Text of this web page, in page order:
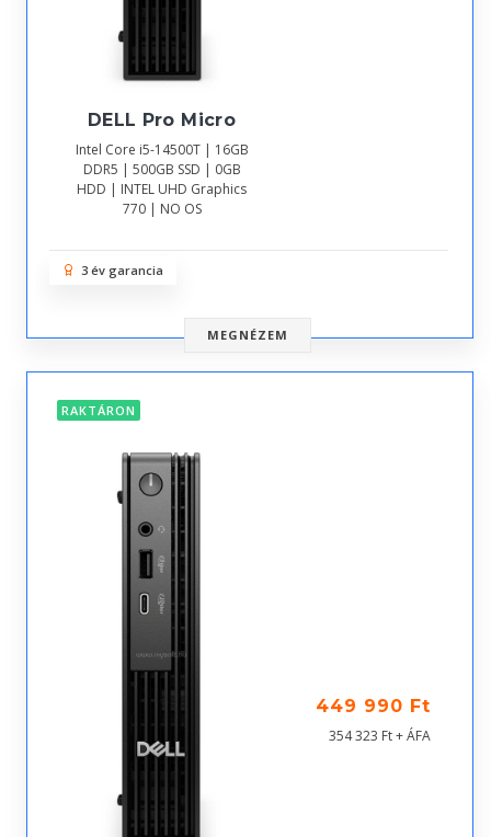
DELL Pro Micro
Intel Core i5-14500T | 16GB
DDR5 | 500GB SSD | 0GB
HDD | INTEL UHD Graphics
770 | NO OS
3 év garancia
MEGNÉZEM
RAKTÁRON
449 990 Ft
354 323 Ft + ÁFA